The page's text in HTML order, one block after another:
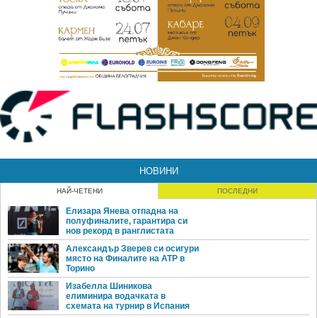
НОВИНИ
НАЙ-ЧЕТЕНИ ПОСЛЕДНИ
Елизара Янева отпадна на
полуфиналите, гарантира си
нов рекорд в ранглистата
Александър Зверев си осигури
място на Финалите на ATP в
Торино
Изабелла Шиникова
елиминира водачката в
схемата на турнир в Испания